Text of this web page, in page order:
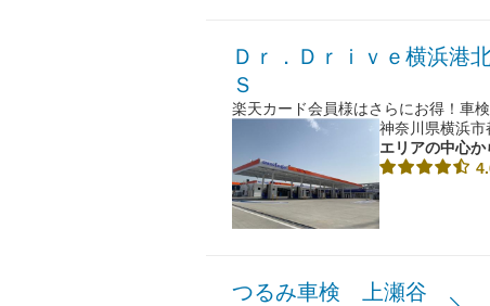
Ｄｒ．Ｄｒｉｖｅ横浜港
Ｓ
楽天カード会員様はさらにお得！車
神奈川県横浜市
エリアの中心か
つるみ車検 上瀬谷